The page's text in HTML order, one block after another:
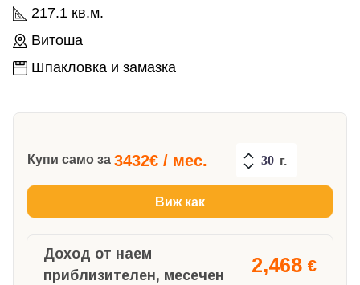
217.1 кв.м.
Витоша
Шпакловка и замазка
Купи само за 3432€ / мес. г.
Виж как
Доход от наем
приблизителен, месечен
2,468 €